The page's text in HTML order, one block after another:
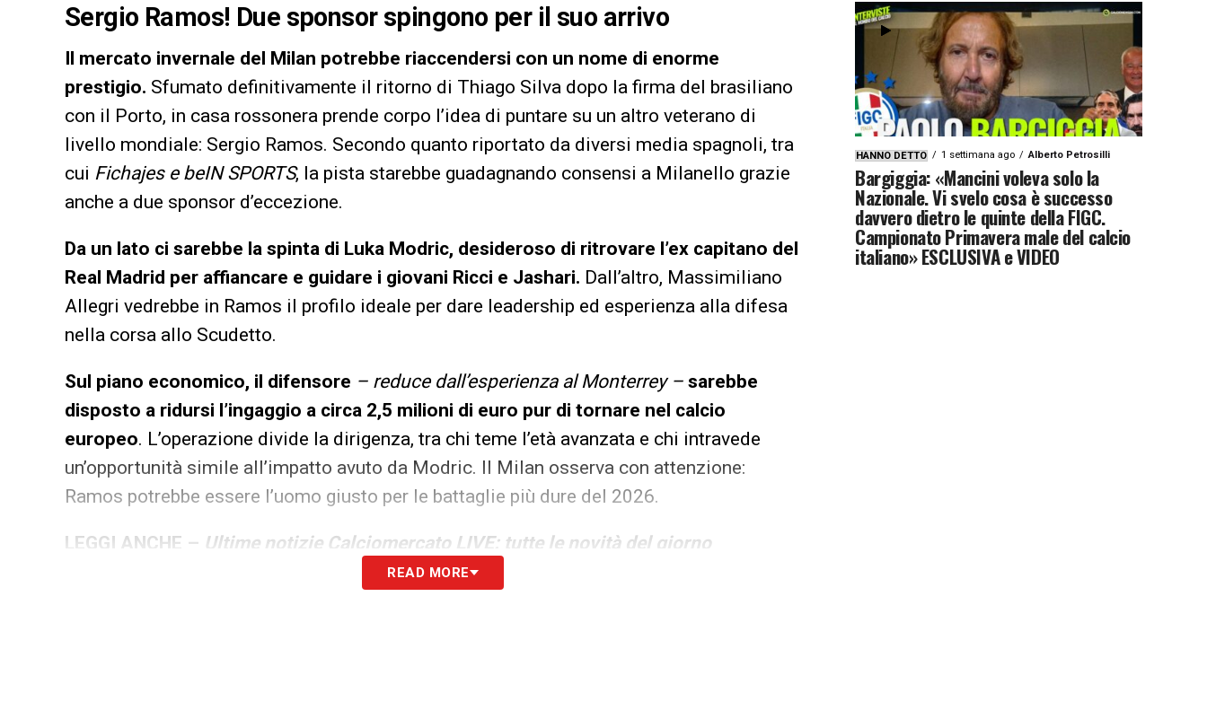
Sergio Ramos! Due sponsor spingono per il suo arrivo
Il mercato invernale del Milan potrebbe riaccendersi con un nome di enorme
prestigio. Sfumato definitivamente il ritorno di Thiago Silva dopo la firma del brasiliano
con il Porto, in casa rossonera prende corpo l’idea di puntare su un altro veterano di
livello mondiale: Sergio Ramos. Secondo quanto riportato da diversi media spagnoli, tra
cui Fichajes e beIN SPORTS, la pista starebbe guadagnando consensi a Milanello grazie
anche a due sponsor d’eccezione.
Da un lato ci sarebbe la spinta di Luka Modric, desideroso di ritrovare l’ex capitano del
Real Madrid per affiancare e guidare i giovani Ricci e Jashari. Dall’altro, Massimiliano
Allegri vedrebbe in Ramos il profilo ideale per dare leadership ed esperienza alla difesa
nella corsa allo Scudetto.
Sul piano economico, il difensore – reduce dall’esperienza al Monterrey – sarebbe
disposto a ridursi l’ingaggio a circa 2,5 milioni di euro pur di tornare nel calcio
europeo. L’operazione divide la dirigenza, tra chi teme l’età avanzata e chi intravede
un’opportunità simile all’impatto avuto da Modric. Il Milan osserva con attenzione:
Ramos potrebbe essere l’uomo giusto per le battaglie più dure del 2026.
LEGGI ANCHE – Ultime notizie Calciomercato LIVE: tutte le novità del giorno
READ MORE
HANNO DETTO 1 settimana ago Alberto Petrosilli
Bargiggia: «Mancini voleva solo la
Nazionale. Vi svelo cosa è successo
davvero dietro le quinte della FIGC.
Campionato Primavera male del calcio
italiano» ESCLUSIVA e VIDEO